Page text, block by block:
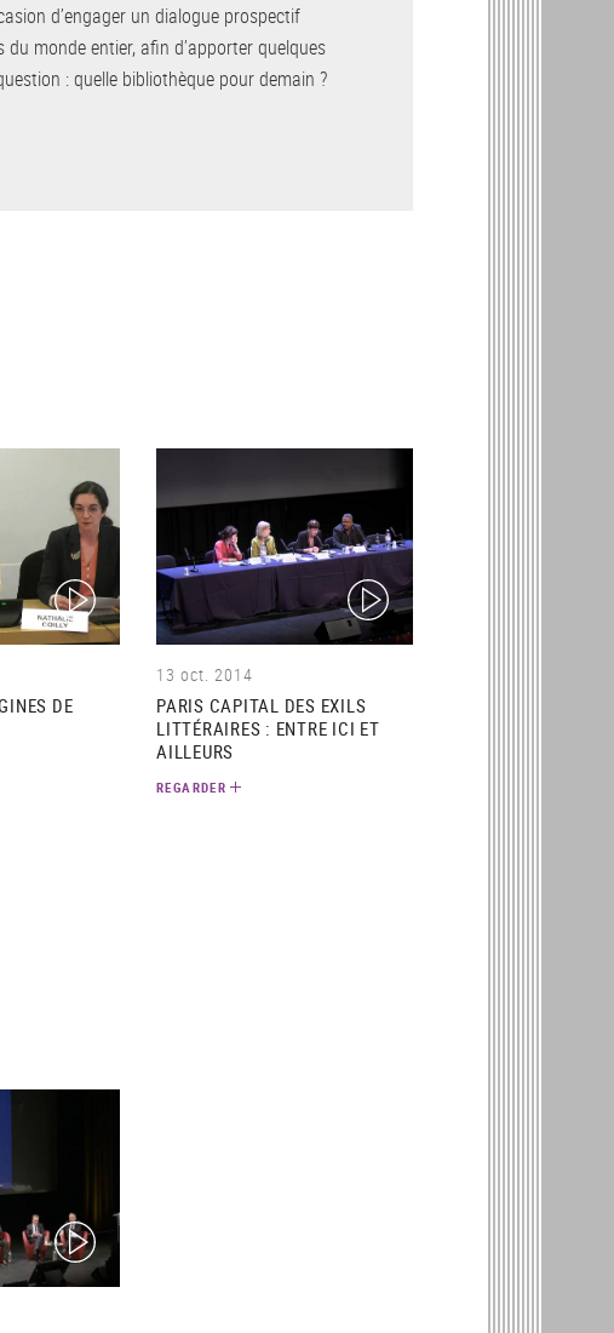
d’engager un dialogue prospectif
monde entier, afin d’apporter quelques
: quelle bibliothèque pour demain ?
(video)
DE
(video)
13 oct. 2014
PARIS CAPITAL DES EXILS
LITTÉRAIRES : ENTRE ICI ET
AILLEURS
REGARDER
(video)